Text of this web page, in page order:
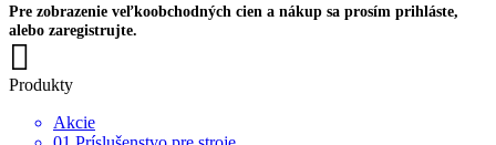
Pre zobrazenie veľkoobchodných cien a nákup sa prosím prihláste,
alebo zaregistrujte.
Produkty
Akcie